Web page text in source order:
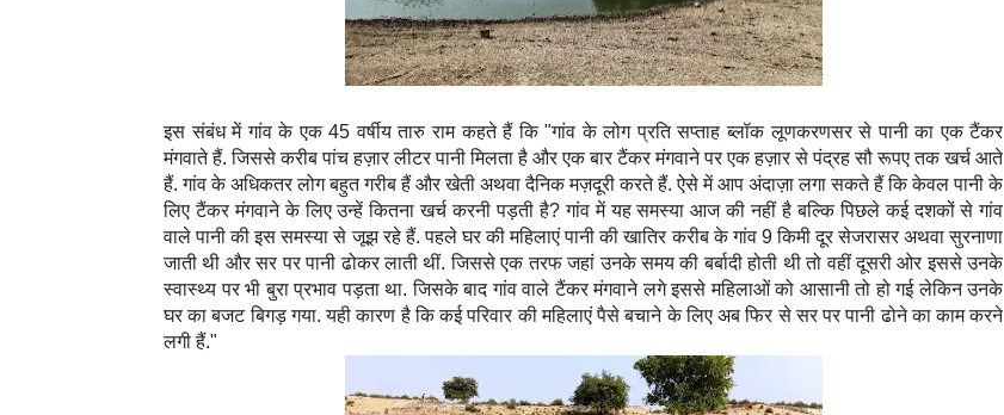
इस संबंध में गांव के एक 45 वर्षीय तारु राम कहते हैं कि "गांव के लोग प्रति सप्ताह ब्लॉक लूणकरणसर से पानी का एक टैंकर
मंगवाते हैं. जिससे करीब पांच हज़ार लीटर पानी मिलता है और एक बार टैंकर मंगवाने पर एक हज़ार से पंद्रह सौ रूपए तक खर्च आते
हैं. गांव के अधिकतर लोग बहुत गरीब हैं और खेती अथवा दैनिक मज़दूरी करते हैं. ऐसे में आप अंदाज़ा लगा सकते हैं कि केवल पानी के
लिए टैंकर मंगवाने के लिए उन्हें कितना खर्च करनी पड़ती है? गांव में यह समस्या आज की नहीं है बल्कि पिछले कई दशकों से गांव
वाले पानी की इस समस्या से जूझ रहे हैं. पहले घर की महिलाएं पानी की खातिर करीब के गांव 9 किमी दूर सेजरासर अथवा सुरनाणा
जाती थी और सर पर पानी ढोकर लाती थीं. जिससे एक तरफ जहां उनके समय की बर्बादी होती थी तो वहीं दूसरी ओर इससे उनके
स्वास्थ्य पर भी बुरा प्रभाव पड़ता था. जिसके बाद गांव वाले टैंकर मंगवाने लगे इससे महिलाओं को आसानी तो हो गई लेकिन उनके
घर का बजट बिगड़ गया. यही कारण है कि कई परिवार की महिलाएं पैसे बचाने के लिए अब फिर से सर पर पानी ढोने का काम करने
लगी हैं."